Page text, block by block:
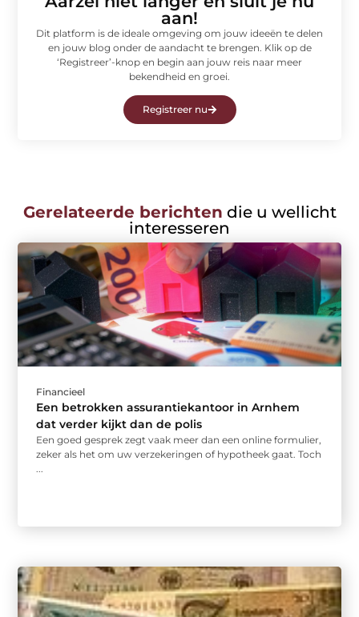
aan!
Dit platform is de ideale omgeving om jouw ideeën te delen
en jouw blog onder de aandacht te brengen. Klik op de
‘Registreer’-knop en begin aan jouw reis naar meer
bekendheid en groei.
Registreer nu
Gerelateerde berichten die u wellicht
interesseren
Financieel
Een betrokken assurantiekantoor in Arnhem
dat verder kijkt dan de polis
Een goed gesprek zegt vaak meer dan een online formulier,
zeker als het om uw verzekeringen of hypotheek gaat. Toch
...